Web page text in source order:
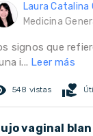
Laura Catalina
Medicina
signos que
i... Leer más
548 vistas volunteer_activism
vaginal